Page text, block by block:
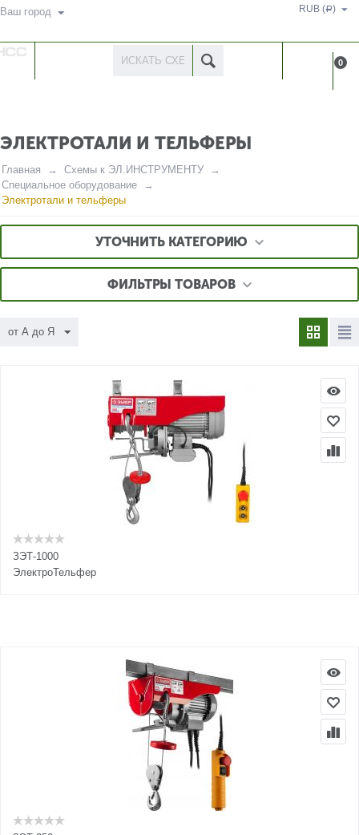
Ваш город RUB (Р)
0
ЭЛЕКТРОТАЛИ И ТЕЛЬФЕРЫ
Главная
Схемы к ЭЛ.ИНСТРУМЕНТУ
Специальное оборудование
Электротали и тельферы
УТОЧНИТЬ КАТЕГОРИЮ
ФИЛЬТРЫ ТОВАРОВ
от А до Я
ЗЭТ-1000
ЭлектроТельфер